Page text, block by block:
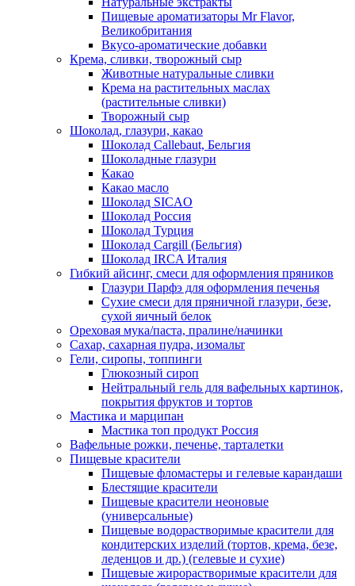
Пищевые ароматизаторы Mr Flavor,
Великобритания
Вкусо-ароматические добавки
Крема, сливки, творожный сыр
Животные натуральные сливки
Крема на растительных маслах
(растительные сливки)
Творожный сыр
Шоколад, глазури, какао
Шоколад Callebaut, Бельгия
Шоколадные глазури
Какао
Какао масло
Шоколад SICAO
Шоколад Россия
Шоколад Турция
Шоколад Cargill (Бельгия)
Шоколад IRCA Италия
Гибкий айсинг, смеси для оформления пряников
Глазури Парфэ для оформления печенья
Сухие смеси для пряничной глазури, безе,
сухой яичный белок
Ореховая мука/паста, пралине/начинки
Сахар, сахарная пудра, изомальт
Гели, сиропы, топпинги
Глюкозный сироп
Нейтральный гель для вафельных картинок,
покрытия фруктов и тортов
Мастика и марципан
Мастика топ продукт Россия
Вафельные рожки, печенье, тарталетки
Пищевые красители
Пищевые фломастеры и гелевые карандаши
Блестящие красители
Пищевые красители неоновые
(универсальные)
Пищевые водорастворимые красители для
кондитерских изделий (тортов, крема, безе,
леденцов и др.) (гелевые и сухие)
Пищевые жирорастворимые красители для